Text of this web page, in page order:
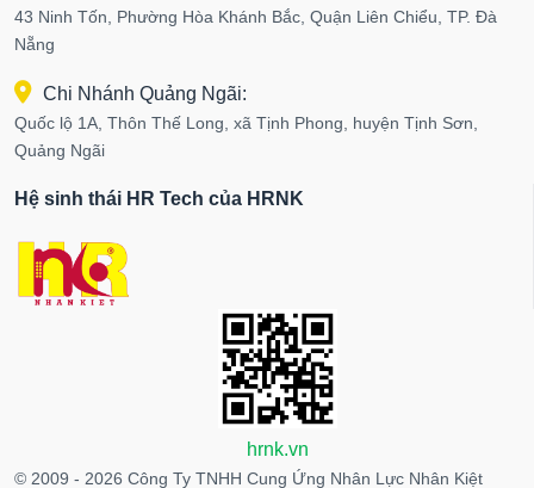
43 Ninh Tốn, Phường Hòa Khánh Bắc, Quận Liên Chiểu, TP. Đà
Nẵng
Chi Nhánh Quảng Ngãi:
Quốc lộ 1A, Thôn Thế Long, xã Tịnh Phong, huyện Tịnh Sơn,
Quảng Ngãi
Hệ sinh thái HR Tech của HRNK
hrnk.vn
© 2009 - 2026 Công Ty TNHH Cung Ứng Nhân Lực Nhân Kiệt